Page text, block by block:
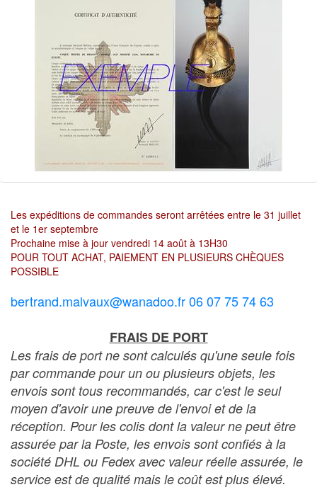
Les expéditions de commandes seront arrêtées entre le 31 juillet
et le 1er septembre
Prochaine mise à jour vendredi 14 août à 13H30
POUR TOUT ACHAT, PAIEMENT EN PLUSIEURS CHÈQUES
POSSIBLE
bertrand.malvaux@wanadoo.fr 06 07 75 74 63
FRAIS DE PORT
Les frais de port ne sont calculés qu'une seule fois
par commande pour un ou plusieurs objets, les
envois sont tous recommandés, car c'est le seul
moyen d'avoir une preuve de l'envoi et de la
réception. Pour les colis dont la valeur ne peut être
assurée par la Poste, les envois sont confiés à la
société DHL ou Fedex avec valeur réelle assurée, le
service est de qualité mais le coût est plus élevé.